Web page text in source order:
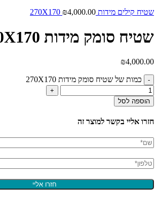
שטיח קילים מידות 270X170 ₪4,000.00
שטיח סומק מידות 270X170
₪4,000.00
כמות של שטיח סומק מידות 270X170
הוספה לסל
חזרו אליי בקשר למוצר זה